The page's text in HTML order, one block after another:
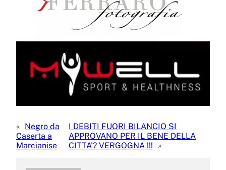
« Negro da
Caserta a
Marcianise
I DEBITI FUORI BILANCIO SI
APPROVANO PER IL BENE DELLA
CITTA’? VERGOGNA !!!
»